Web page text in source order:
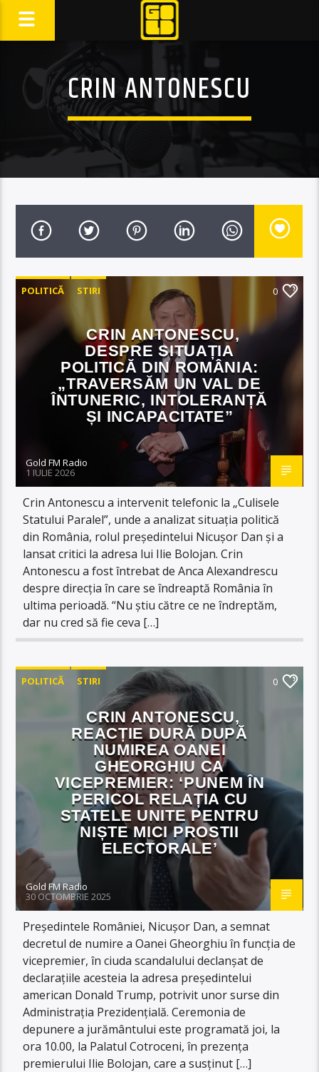
CRIN ANTONESCU
POLITICĂ STIRI 0
CRIN ANTONESCU,
DESPRE SITUAȚIA
POLITICĂ DIN ROMÂNIA:
„TRAVERSĂM UN VAL DE
ÎNTUNERIC, INTOLERANȚĂ
ȘI INCAPACITATE”
Gold FM Radio
1 IULIE 2026
Crin Antonescu a intervenit telefonic la „Culisele
Statului Paralel”, unde a analizat situația politică
din România, rolul președintelui Nicușor Dan și a
lansat critici la adresa lui Ilie Bolojan. Crin
Antonescu a fost întrebat de Anca Alexandrescu
despre direcția în care se îndreaptă România în
ultima perioadă. “Nu știu către ce ne îndreptăm,
dar nu cred să fie ceva […]
POLITICĂ STIRI 0
CRIN ANTONESCU,
REACȚIE DURĂ DUPĂ
NUMIREA OANEI
GHEORGHIU CA
VICEPREMIER: ‘PUNEM ÎN
PERICOL RELAȚIA CU
STATELE UNITE PENTRU
NIȘTE MICI PROSTII
ELECTORALE’
Gold FM Radio
30 OCTOMBRIE 2025
Președintele României, Nicușor Dan, a semnat
decretul de numire a Oanei Gheorghiu în funcția de
vicepremier, în ciuda scandalului declanșat de
declarațiile acesteia la adresa președintelui
american Donald Trump, potrivit unor surse din
Administrația Prezidențială. Ceremonia de
depunere a jurământului este programată joi, la
ora 10.00, la Palatul Cotroceni, în prezența
premierului Ilie Bolojan, care a susținut […]